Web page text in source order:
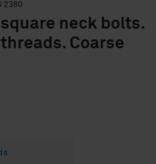
2380
neck bolts.
Coarse